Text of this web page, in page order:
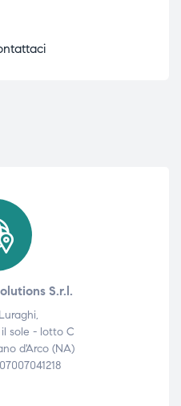
S.r.l.
sole - lotto C
d'Arco (NA)